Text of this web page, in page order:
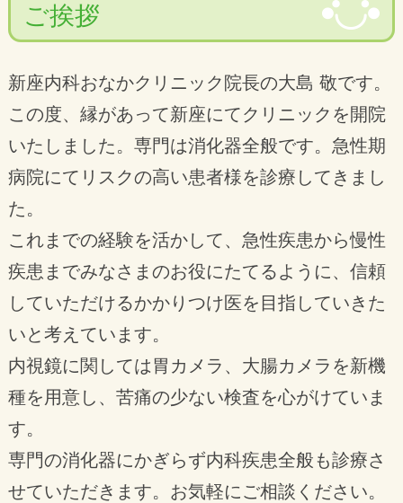
65歳以上の新座市、和光市、志木市、朝霞
市在住の方は1500円（助成あり）
13歳以上は4500円（１回接種）
となります。
受付終了は16:30となります。
在庫がなくなり次第終了となります。在庫
内します。ご確認ください。
花粉症について
当院では、花粉症によるアレルギー症状の
治療を行っております。
花粉症でお悩みの方、気がかりな方はぜひ
お早目にご相談ください。
まずは診断や検査をさせていただき、患者
様の症状に合ったお薬の処方などを行いま
ご挨拶
新座内科おなかクリニック院長の大島 敬です。
この度、縁があって新座にてクリニックを開院
いたしました。専門は消化器全般です。急性期
病院にてリスクの高い患者様を診療してきまし
た。
これまでの経験を活かして、急性疾患から慢性
疾患までみなさまのお役にたてるように、信頼
していただけるかかりつけ医を目指していきた
いと考えています。
内視鏡に関しては胃カメラ、大腸カメラを新機
種を用意し、苦痛の少ない検査を心がけていま
す。
専門の消化器にかぎらず内科疾患全般も診療さ
せていただきます。お気軽にご相談ください。